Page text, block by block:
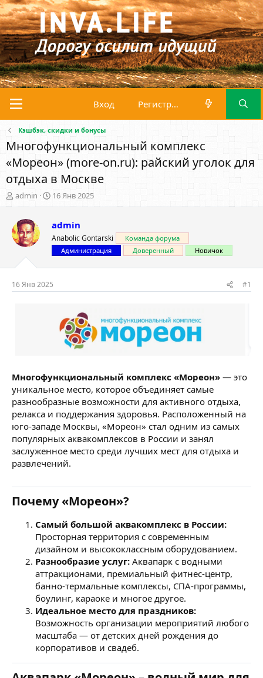
Вход Регистрация
Кэшбэк, скидки и бонусы
Многофункциональный комплекс
«Мореон» (more-on.ru): райский уголок для
отдыха в Москве
А
в
о
р
т
м
ы
admin
Д
а
а
н
а
ч
а
л
а
16 Янв 2025
admin
Anabolic Gontarski
Команда форума
Администрация
Доверенный Новичок
16 Янв 2025 #1
Многофункциональный комплекс «Мореон» — это
уникальное место, которое объединяет самые
разнообразные возможности для активного отдыха,
релакса и поддержания здоровья. Расположенный на
юго-западе Москвы, «Мореон» стал одним из самых
популярных аквакомплексов в России и занял
заслуженное место среди лучших мест для отдыха и
развлечений.
Почему «Мореон»?
Самый большой аквакомплекс в России:
Просторная территория с современным
дизайном и высококлассным оборудованием.
Разнообразие услуг: Аквапарк с водными
аттракционами, премиальный фитнес-центр,
банно-термальные комплексы, СПА-программы,
боулинг, караоке и многое другое.
Идеальное место для праздников:
Возможность организации мероприятий любого
масштаба — от детских дней рождения до
корпоративов и свадеб.